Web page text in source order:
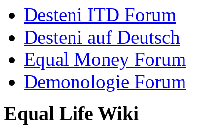
Desteni ITD Forum
Desteni auf Deutsch
Equal Money Forum
Demonologie Forum
Equal Life Wiki